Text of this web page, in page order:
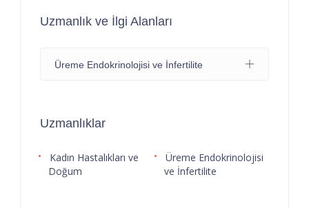
Uzmanlık ve İlgi Alanları
Üreme Endokrinolojisi ve İnfertilite
Uzmanlıklar
Kadın Hastalıkları ve
Doğum
Üreme Endokrinolojisi
ve İnfertilite